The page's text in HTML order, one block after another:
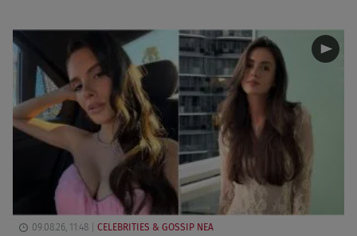
09.08.26, 11:48 CELEBRITIES & GOSSIP ΝΕΑ